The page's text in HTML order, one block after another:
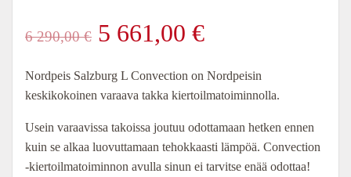
6 290,00€ Alkuperäinen
hinta
6
5 661,00 €Nykyinen
hinta
5
Nordpeis Salzburg L Convection on Nordpeisin
keskikokoinen varaava takka kiertoilmatoiminnolla.
Usein varaavissa takoissa joutuu odottamaan hetken ennen
kuin se alkaa luovuttamaan tehokkaasti lämpöä. Convection
-kiertoilmatoiminnon avulla sinun ei tarvitse enää odottaa!